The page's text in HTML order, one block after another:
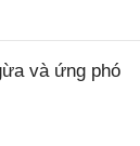
và ứng phó